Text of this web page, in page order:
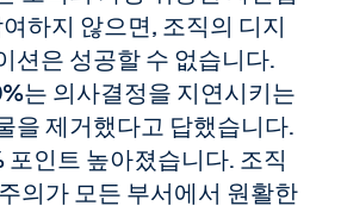
하지 않으면, 조직의 디지
션은 성공할 수 없습니다.
는 의사결정을 지연시키는
을 제거했다고 답했습니다.
포인트 높아졌습니다. 조직
의가 모든 부서에서 원활한